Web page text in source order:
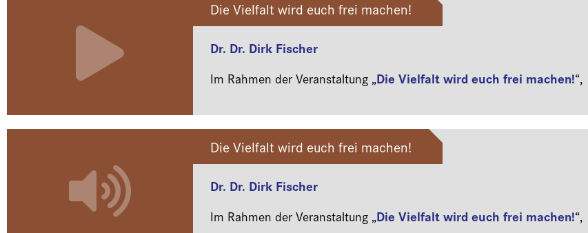
Die Vielfalt wird euch frei machen!
Dr. Dr. Dirk Fischer
Im Rahmen der Veranstaltung „Die Vielfalt wird euch frei machen!“,
Die Vielfalt wird euch frei machen!
Dr. Dr. Dirk Fischer
Im Rahmen der Veranstaltung „Die Vielfalt wird euch frei machen!“,